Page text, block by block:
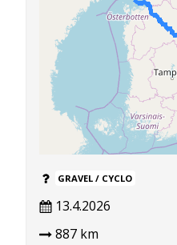
GRAVEL / CYCLO
13.4.2026
887 km